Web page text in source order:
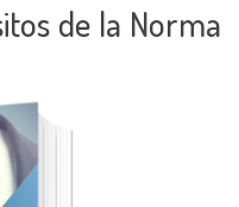
de la Norma